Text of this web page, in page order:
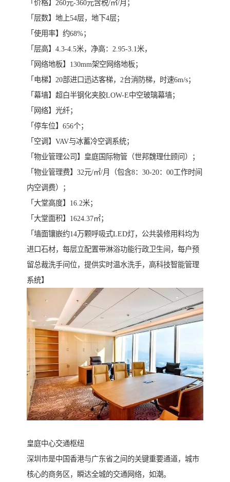
「价格】260元-360元含税/㎡/月；
「层数】地上54层，地下4层；
「使用率】约68%；
「层高】4.3-4.5米，净高：2.95-3.1米，
「网络地板】130mm架空网络地板；
「电梯】20部进口迅达客梯，2台消防梯，时速6m/s；
「幕墙】超白半钢化夹胶LOW-E中空玻璃幕墙；
「网络】光纤；
「停车位】656个；
「空调】VAV与冰蓄冷空调系统；
「物业管理公司】皇庭国际物管（世邦魏理仕顾问）；
「物业管理费】32元/㎡/月（包含8：30-20：00工作时间
内空调费）；
「大堂高度】16.2米；
「大堂面积】1624.37㎡；
「墙面镶嵌约14万颗呼吸式LED灯，公共装修用料均为
进口石材，每层立配置带淋浴功能行政卫生间，每户预
留总裁洗手间位，提供实时温水洗手，高科技智能管理
系统】
皇庭中心交通枢纽
深圳市是中国香港与广东省之间的关键重要通道，城市
核心的商务区，瞬达全城的交通网络，如潮。